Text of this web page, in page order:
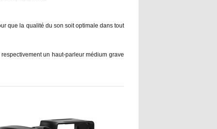
que la qualité du son soit optimale dans tout
un haut-parleur médium grave